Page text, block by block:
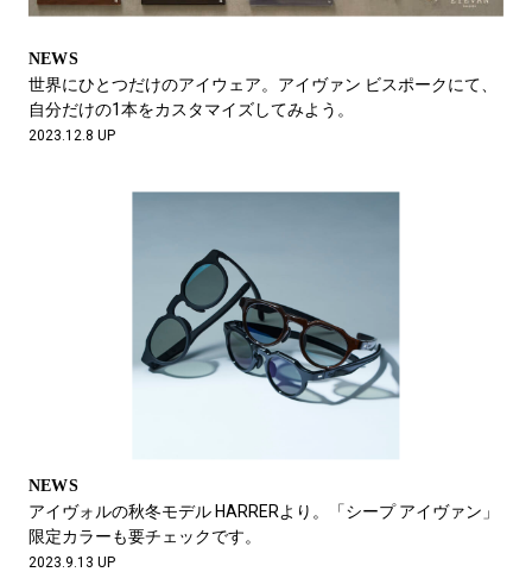
NEWS
世界にひとつだけのアイウェア。アイヴァン ビスポークにて、
自分だけの1本をカスタマイズしてみよう。
2023.12.8 UP
NEWS
アイヴォルの秋冬モデル HARRERより。「シープ アイヴァン」
限定カラーも要チェックです。
2023.9.13 UP